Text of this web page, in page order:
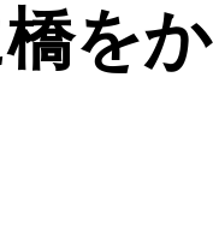
を